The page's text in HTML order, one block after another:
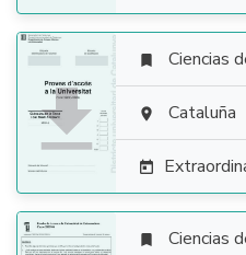

 Ciencias
 Cataluña

 Ciencias